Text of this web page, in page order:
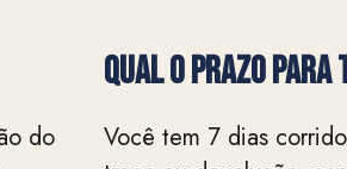
do
QUAL O PRAZO PARA
Você tem 7 dias